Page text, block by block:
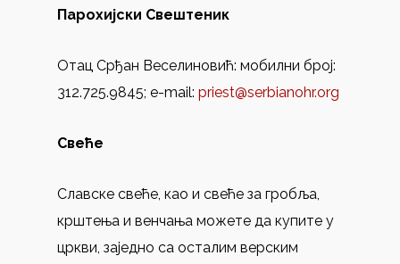
Парохијски Свештеник
Отац Срђан Веселиновић: мобилни број:
312.725.9845; e-mail: priest@serbianohr.org
Свеће
Славске свеће, као и свеће за гробља,
крштења и венчања можете да купите у
цркви, заједно са осталим верским